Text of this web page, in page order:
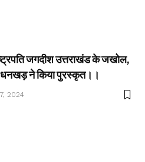
जगदीश उत्तराखंड के जखोल,
धनखड़ ने किया पुरस्कृत।।
2024